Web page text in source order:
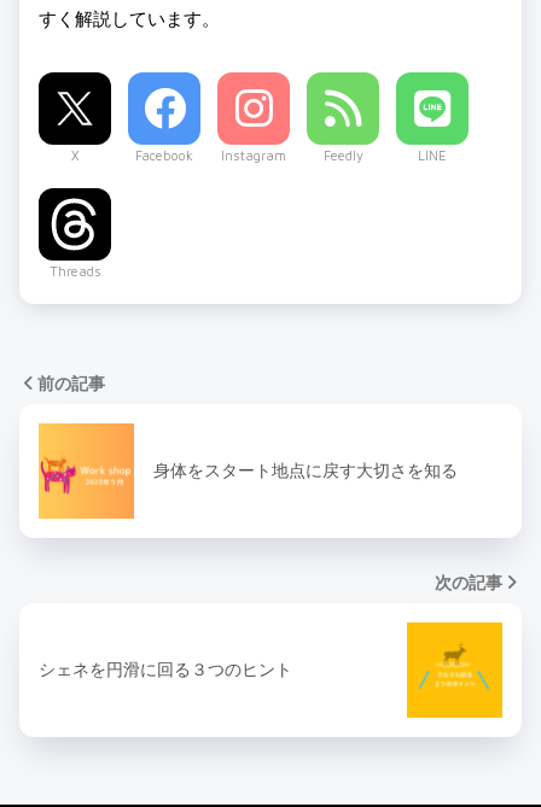
すく解説しています。
X Facebook Instagram Feedly LINE
Threads
前の記事
身体をスタート地点に戻す大切さを知る
次の記事
シェネを円滑に回る３つのヒント